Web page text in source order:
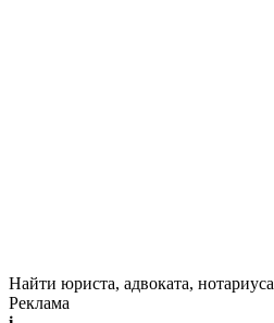
Найти юриста, адвоката, нотариуса
Реклама